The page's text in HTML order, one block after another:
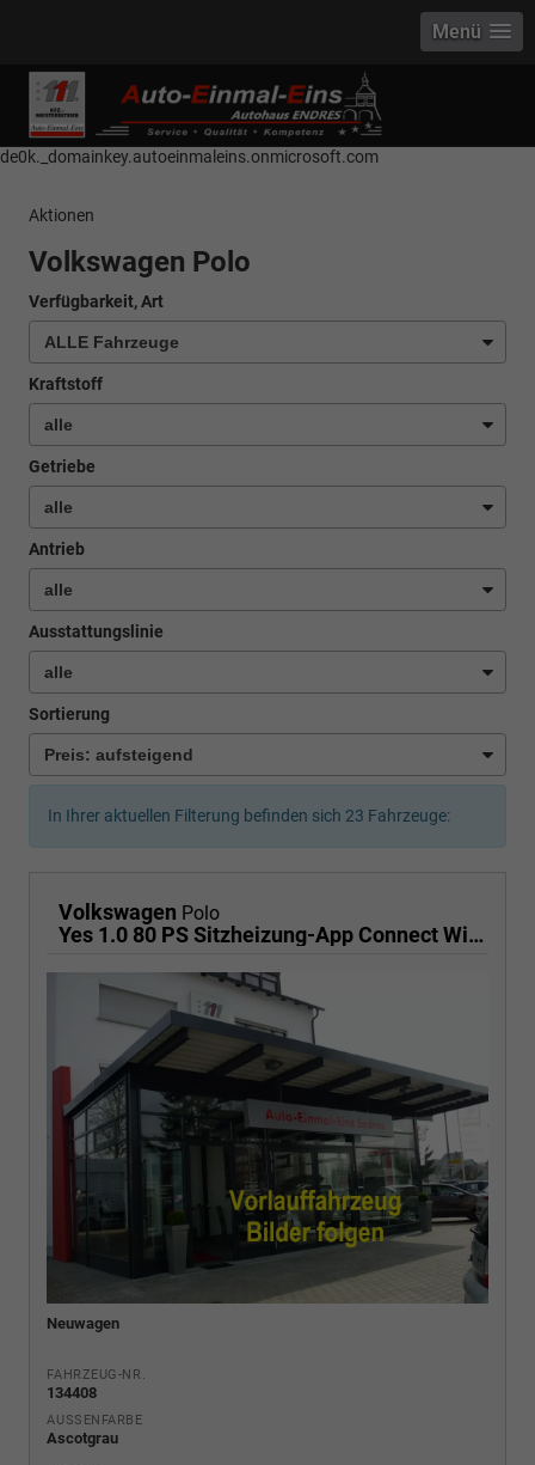
------------ Host Name : selector1._domainkey Points to address or value:
selector1-aee-de0k._domainkey.autoeinmaleins.onmicrosoft.com Host
Name : selector2._domainkey Points to address or value: selector2-aee-
de0k._domainkey.autoeinmaleins.onmicrosoft.com
Menü
Aktionen
Volkswagen Polo
Verfügbarkeit, Art
Kraftstoff
Getriebe
Antrieb
Ausstattungslinie
Sortierung
In Ihrer aktuellen Filterung befinden sich 23 Fahrzeuge:
Volkswagen Polo
Yes 1.0 80 PS Sitzheizung-App Connect Wireless-Einparkhilfe-Klima-Sofort
Neuwagen
FAHRZEUG-NR.
134408
AUSSENFARBE
Ascotgrau